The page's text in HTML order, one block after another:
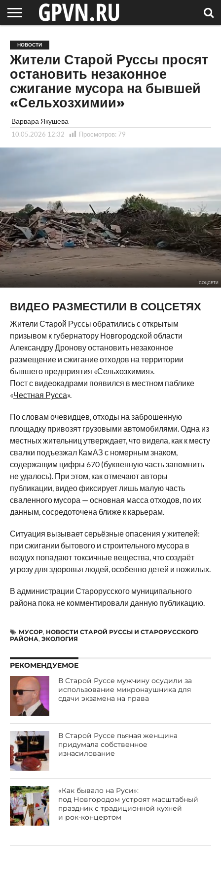
ОБЛАСТЬ
НОВОСТИ
СОСЕДЕЙ
РОССИЯ
/ МИР
СПЕЦПРОЕКТЫ
БЛОГ
СТАТЬИ
ФОТОРЕПОРТАЖИ
ИНТЕРВЬЮ
ОБЪЕКТЫ
ПОДБОРКИ
НОВОСТИ
Жители Старой Руссы просят
остановить незаконное
сжигание мусора на бывшей
«Сельхозхимии»
Варвара Якушева
10.05.2026 12:32 Просмотров: 79
СОЦСЕТИ
ВИДЕО РАЗМЕСТИЛИ В СОЦСЕТЯХ
Жители Старой Руссы обратились с открытым
призывом к губернатору Новгородской области
Александру Дронову остановить незаконное
размещение и сжигание отходов на территории
бывшего предприятия «Сельхозхимия».
Пост с видеокадрами появился в местном паблике
«Честная Русса».
По словам очевидцев, отходы на заброшенную
площадку привозят грузовыми автомобилями. Одна из
местных жительниц утверждает, что видела, как к месту
свалки подъезжал КамАЗ с номерным знаком,
содержащим цифры 670 (буквенную часть запомнить
не удалось). При этом, как отмечают авторы
публикации, видео фиксирует лишь малую часть
сваленного мусора — основная масса отходов, по их
данным, сосредоточена ближе к карьерам.
Ситуация вызывает серьёзные опасения у жителей:
при сжигании бытового и строительного мусора в
воздух попадают токсичные вещества, что создаёт
угрозу для здоровья людей, особенно детей и пожилых.
В администрации Старорусского муниципального
района пока не комментировали данную публикацию.
МУСОР, НОВОСТИ СТАРОЙ РУССЫ И СТАРОРУССКОГО
РАЙОНА, ЭКОЛОГИЯ
РЕКОМЕНДУЕМОЕ
В Старой Руссе мужчину осудили за
использование микронаушника для
сдачи экзамена на права
В Старой Руссе пьяная женщина
придумала собственное
изнасилование
«Как бывало на Руси»:
под Новгородом устроят масштабный
праздник с традиционной кухней
и рок-концертом